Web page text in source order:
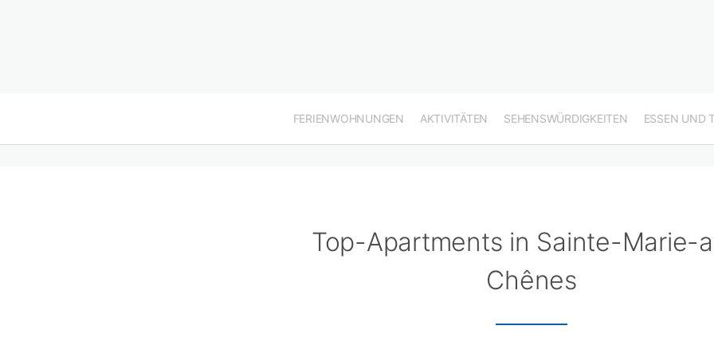
FERIENWOHNUNGEN AKTIVITÄTEN SEHENSWÜRDIGKEITEN ESSEN UND
Top-Apartments in Sainte-Marie-
Chênes